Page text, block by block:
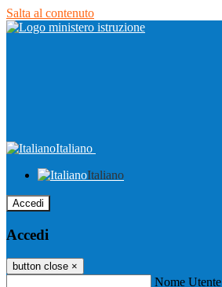
Salta al contenuto
Italiano
Italiano
Accedi
Accedi
button close ×
Nome Utente